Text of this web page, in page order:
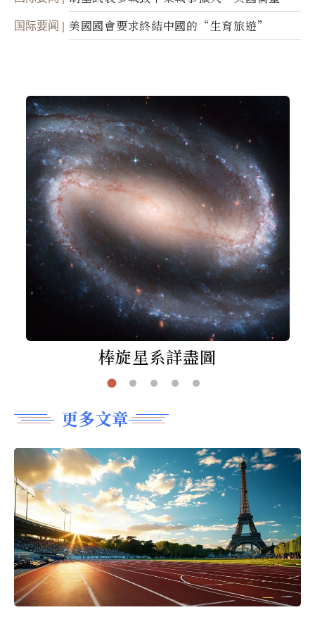
面入侵的可能性
国际要闻 美國國會要求終結中國的“生育旅遊”
棒旋星系詳盡圖
更多文章